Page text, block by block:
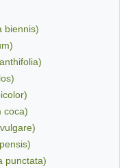
biennis)
coca)
punctata)